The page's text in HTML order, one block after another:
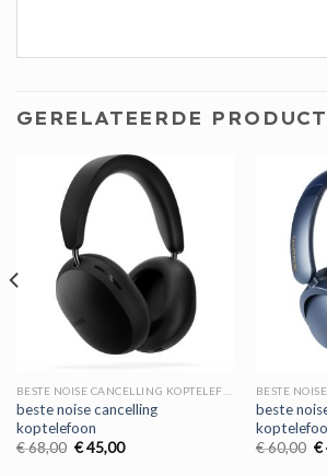
GERELATEERDE
beste noise cancelling
koptelefoon
€68,00 Oorspronkelijke
€45,00Huidige
beste
€60,00 €